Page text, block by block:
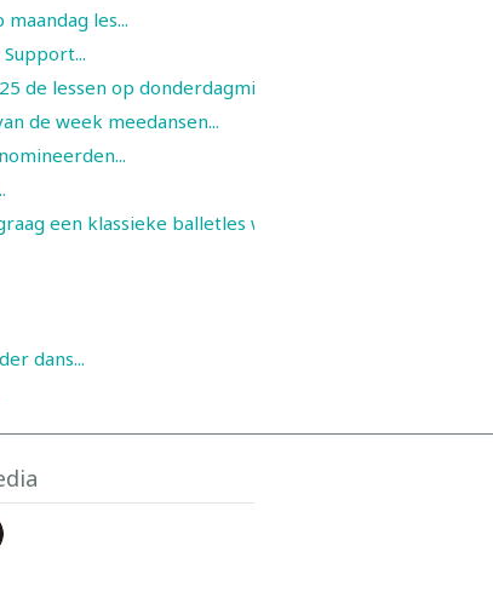
les...
de lessen op donderdagmiddag ...
de week meedansen...
een klassieke balletles wil...
dans...